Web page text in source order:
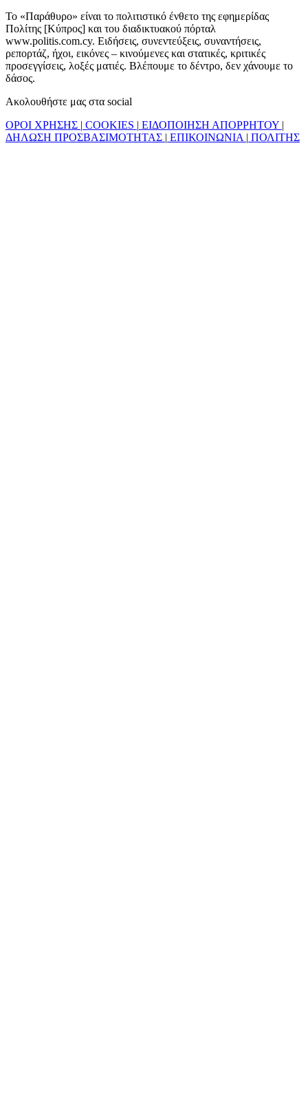
Το «Παράθυρο» είναι το πολιτιστικό ένθετο της εφημερίδας
Πολίτης [Κύπρος] και του διαδικτυακού πόρταλ
www.politis.com.cy. Ειδήσεις, συνεντεύξεις, συναντήσεις,
ρεπορτάζ, ήχοι, εικόνες – κινούμενες και στατικές, κριτικές
προσεγγίσεις, λοξές ματιές. Βλέπουμε το δέντρο, δεν χάνουμε το
δάσος.
Ακολουθήστε μας στα social
ΟΡΟΙ ΧΡΗΣΗΣ | COOKIES | ΕΙΔΟΠΟΙΗΣΗ ΑΠΟΡΡΗΤΟΥ |
ΔΗΛΩΣΗ ΠΡΟΣΒΑΣΙΜΟΤΗΤΑΣ | ΕΠΙΚΟΙΝΩΝΙΑ | ΠΟΛΙΤΗΣ